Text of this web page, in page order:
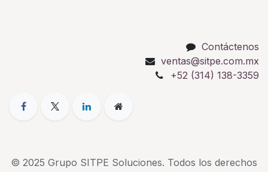
Contáctenos
ventas@sitpe.com.mx
+52 (314) 138-3359
© 2025 Grupo SITPE Soluciones. Todos los derechos